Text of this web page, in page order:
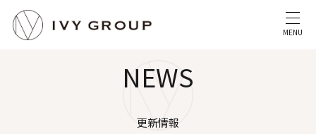
MENU
NEWS
更新情報